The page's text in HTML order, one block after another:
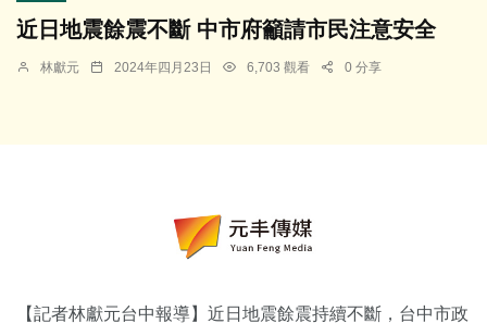
近日地震餘震不斷 中市府籲請市民注意安全
林獻元 2024年四月23日 6,703 觀看 0 分享
【記者林獻元台中報導】近日地震餘震持續不斷，台中市政